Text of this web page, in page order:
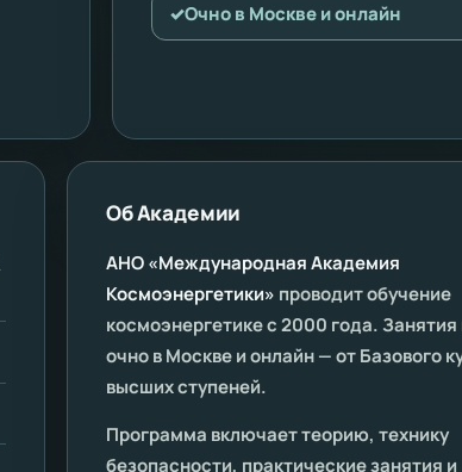
✓Очно в Москве и онлайн
Об Академии
АНО «Международная Академия
Космоэнергетики» проводит обучение
космоэнергетике с 2000 года.
очно в Москве и онлайн — от Базового
высших ступеней.
Программа включает теорию, технику
безопасности, практические занятия и